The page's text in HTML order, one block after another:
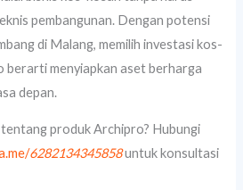
pembangunan. Dengan potensi
di Malang, memilih investasi kos-
berarti menyiapkan aset berharga
depan.
produk Archipro? Hubungi
6282134345858untuk konsultasi